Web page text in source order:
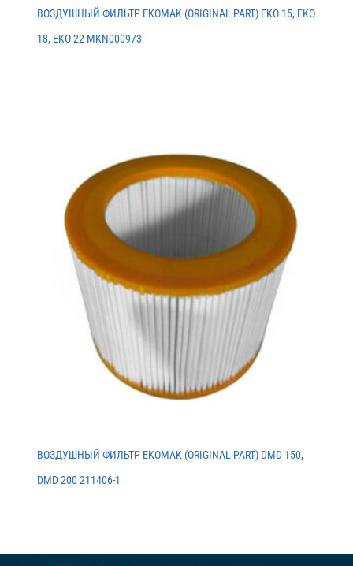
ВОЗДУШНЫЙ ФИЛЬТР EKOMAK (ORIGINAL PART) EKO 15, EKO
18, EKO 22 MKN000973
ВОЗДУШНЫЙ ФИЛЬТР EKOMAK (ORIGINAL PART) DMD 150,
DMD 200 211406-1